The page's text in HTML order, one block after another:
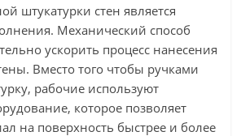
штукатурки стен является
Механический способ
ускорить процесс нанесения
Вместо того чтобы ручками
рабочие используют
которое позволяет
на поверхность быстрее и более